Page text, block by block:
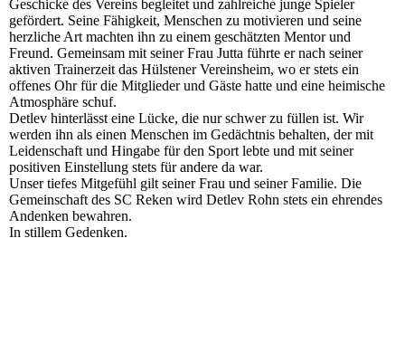
Geschicke des Vereins begleitet und zahlreiche junge Spieler
gefördert. Seine Fähigkeit, Menschen zu motivieren und seine
herzliche Art machten ihn zu einem geschätzten Mentor und
Freund. Gemeinsam mit seiner Frau Jutta führte er nach seiner
aktiven Trainerzeit das Hülstener Vereinsheim, wo er stets ein
offenes Ohr für die Mitglieder und Gäste hatte und eine heimische
Atmosphäre schuf.
Detlev hinterlässt eine Lücke, die nur schwer zu füllen ist. Wir
werden ihn als einen Menschen im Gedächtnis behalten, der mit
Leidenschaft und Hingabe für den Sport lebte und mit seiner
positiven Einstellung stets für andere da war.
Unser tiefes Mitgefühl gilt seiner Frau und seiner Familie. Die
Gemeinschaft des SC Reken wird Detlev Rohn stets ein ehrendes
Andenken bewahren.
In stillem Gedenken.